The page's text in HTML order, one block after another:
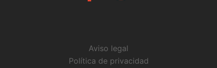
Aviso legal
Política de privacidad